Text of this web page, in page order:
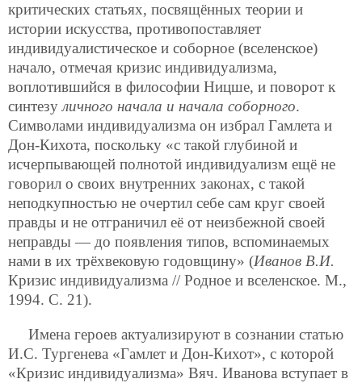
критических статьях, посвящённых теории и
истории искусства, противопоставляет
индивидуалистическое и соборное (вселенское)
начало, отмечая кризис индивидуализма,
воплотившийся в философии Ницше, и поворот к
синтезуличного начала и начала соборного.
Символами индивидуализма он избрал Гамлета и
Дон-Кихота, поскольку «с такой глубиной и
исчерпывающей полнотой индивидуализм ещё не
говорил о своих внутренних законах, с такой
неподкупностью не очертил себе сам круг своей
правды и не отграничил её от неизбежной своей
неправды — до появления типов, вспоминаемых
нами в их трёхвековую годовщину» (Иванов В.И.
Кризис индивидуализма // Родное и вселенское. М.,
1994. С. 21).
Имена героев актуализируют в сознании статью
И.С. Тургенева «Гамлет и Дон-Кихот», с которой
«Кризис индивидуализма» Вяч. Иванова вступает в